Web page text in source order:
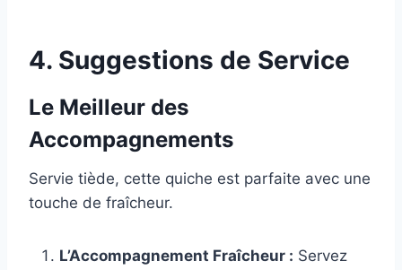
4. Suggestions de Service
Le Meilleur des
Accompagnements
Servie tiède, cette quiche est parfaite avec une
touche de fraîcheur.
L’Accompagnement Fraîcheur : Servez